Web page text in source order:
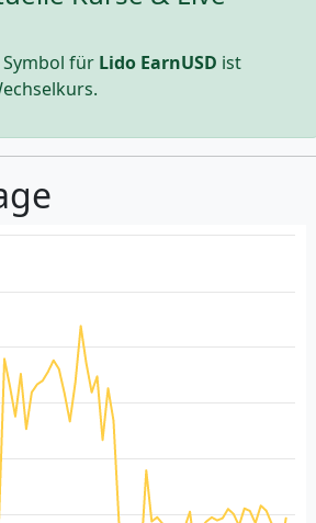
für Lido EarnUSD ist